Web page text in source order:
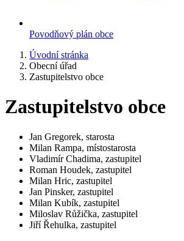
Povodňový plán obce
Úvodní stránka
Obecní úřad
Zastupitelstvo obce
Zastupitelstvo obce
Jan Gregorek, starosta
Milan Rampa, místostarosta
Vladimír Chadima, zastupitel
Roman Houdek, zastupitel
Milan Hric, zastupitel
Jan Pinsker, zastupitel
Milan Kubík, zastupitel
Miloslav Růžička, zastupitel
Jiří Řehulka, zastupitel